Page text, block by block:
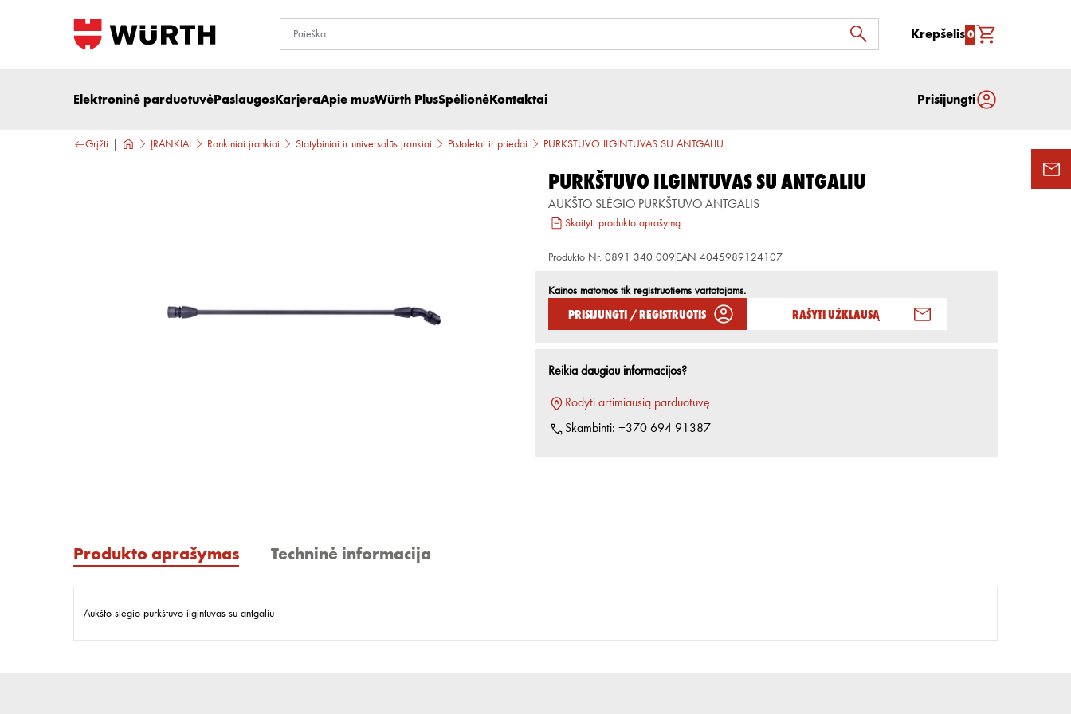
Krepšelis0
Elektroninė parduotuvėPaslaugosKarjeraApie musWürth PlusSpėlionėKontaktai Prisijungti
Grįžti ĮRANKIAI Rankiniai įrankiai Statybiniai ir universalūs įrankiai Pistoletai ir priedai PURKŠTUVO ILGINTUVAS SU ANTGALIU
PURKŠTUVO ILGINTUVAS SU ANTGALIU
AUKŠTO SLĖGIO PURKŠTUVO ANTGALIS
Skaityti produkto aprašymą
Produkto Nr. 0891 340 009 EAN 4045989124107
Kainos matomos tik registruotiems vartotojams.
Prisijungti / Registruotis Rašyti užklausą
Reikia daugiau informacijos?
Rodyti artimiausią parduotuvę
Skambinti: +370 694 91387
Produkto aprašymas Techninė informacija
Aukšto slėgio purkštuvo ilgintuvas su antgaliu